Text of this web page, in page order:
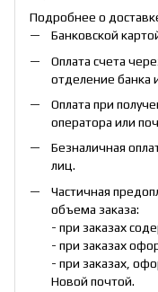
Подробнее о
Банковской
Оплата счета
отделение банка
Оплата при
оператора или
Безналичная
лиц.
Частичная
объема заказа:
- при заказах
- при заказах
- при заказах,
Новой почтой.